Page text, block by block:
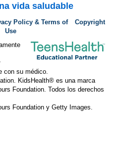
vida saludable
Policy & Terms of
Use
Copyright
con su médico.
KidsHealth® es una marca
Foundation. Todos los derechos
Foundation y Getty Images.